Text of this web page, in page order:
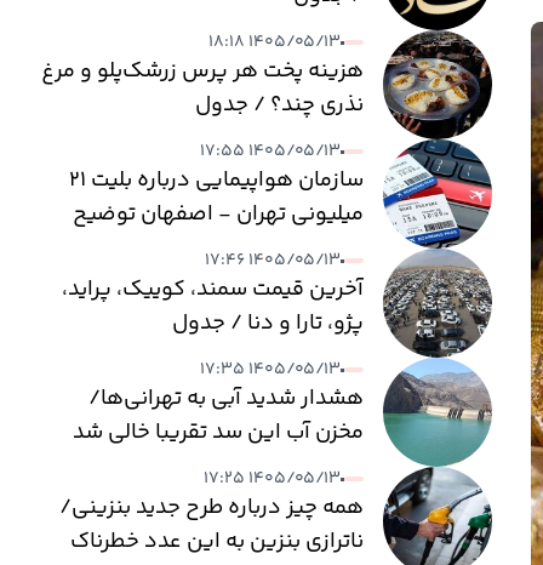
۱۴۰۵/۰۵/۱۳ ۱۸:۱۸
هزینه پخت هر پرس زرشک‌پلو و مرغ
نذری چند؟ / جدول
۱۴۰۵/۰۵/۱۳ ۱۷:۵۵
سازمان هواپیمایی درباره بلیت ۲۱
میلیونی تهران - اصفهان توضیح
داد۱۴۰۵/۰۵/۱۳ ۱۷:۴۶
آخرین قیمت سمند، کوییک، پراید،
پژو، تارا و دنا / جدول
۱۴۰۵/۰۵/۱۳ ۱۷:۳۵
هشدار شدید آبی به تهرانی‌ها/
مخزن آب این سد تقریبا خالی شد
۱۴۰۵/۰۵/۱۳ ۱۷:۲۵
همه چیز درباره طرح جدید بنزینی/
ناترازی بنزین به این عدد خطرناک